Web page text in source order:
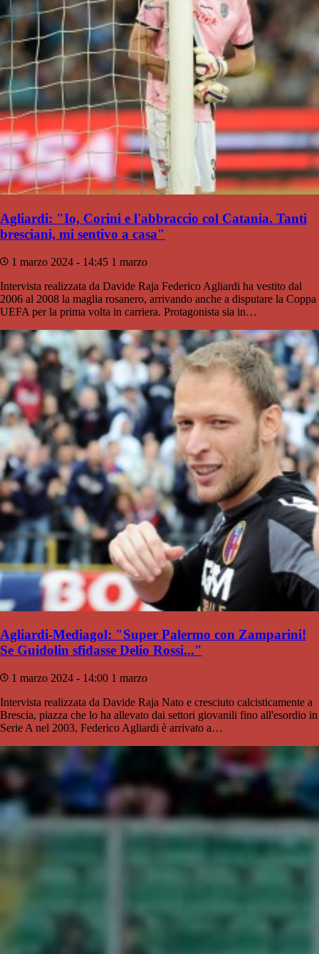
Agliardi: "Io, Corini e l'abbraccio col Catania. Tanti
bresciani, mi sentivo a casa"
1 marzo 2024 - 14:45 1 marzo
Intervista realizzata da Davide Raja Federico Agliardi ha vestito dal
2006 al 2008 la maglia rosanero, arrivando anche a disputare la Coppa
UEFA per la prima volta in carriera. Protagonista sia in…
Agliardi-Mediagol: "Super Palermo con Zamparini!
Se Guidolin sfidasse Delio Rossi..."
1 marzo 2024 - 14:00 1 marzo
Intervista realizzata da Davide Raja Nato e cresciuto calcisticamente a
Brescia, piazza che lo ha allevato dai settori giovanili fino all'esordio in
Serie A nel 2003, Federico Agliardi è arrivato a…